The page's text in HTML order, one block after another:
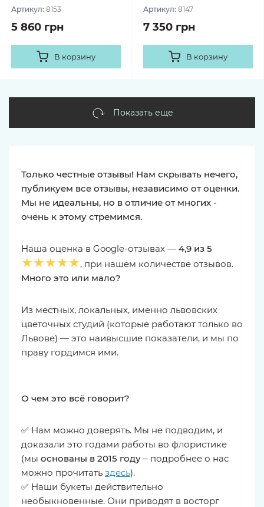
Артикул: 8153
5 860 грн
В корзину
Артикул: 8147
7 350 грн
В корзину
Показать еще
Только честные отзывы! Нам скрывать нечего,
публикуем все отзывы, независимо от оценки.
Мы не идеальны, но в отличие от многих -
очень к этому стремимся.
Наша оценка в Google-отзывах — 4,9 из 5
★★★★★, при нашем количестве отзывов.
Много это или мало?
Из местных, локальных, именно львовских
цветочных студий (которые работают только во
Львове) — это наивысшие показатели, и мы по
праву гордимся ими.
О чем это всё говорит?
✅ Нам можно доверять. Мы не подводим, и
доказали это годами работы во флористике
(мы основаны в 2015 году – подробнее о нас
можно прочитать здесь).
✅ Наши букеты действительно
необыкновенные. Они приводят в восторг